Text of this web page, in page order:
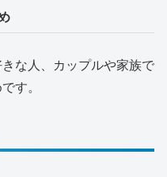
な人、カップルや家族で
す。